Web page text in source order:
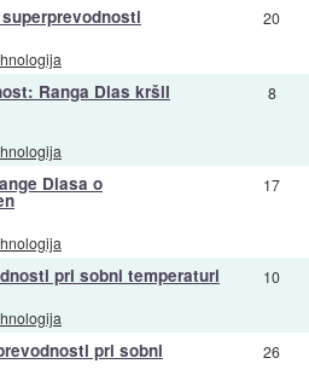
20
Ranga Dias kršil 8
Diasa o 17
pri sobni temperaturi 10
pri sobni 26